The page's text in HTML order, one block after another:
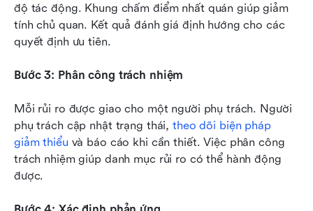
độ tác động. Khung chấm điểm nhất quán giúp giảm
tính chủ quan. Kết quả đánh giá định hướng cho các
quyết định ưu tiên.
Bước 3: Phân công trách nhiệm
Mỗi rủi ro được giao cho một người phụ trách. Người
phụ trách cập nhật trạng thái, theo dõi biện pháp
giảm thiểu và báo cáo khi cần thiết. Việc phân công
trách nhiệm giúp danh mục rủi ro có thể hành động
được.